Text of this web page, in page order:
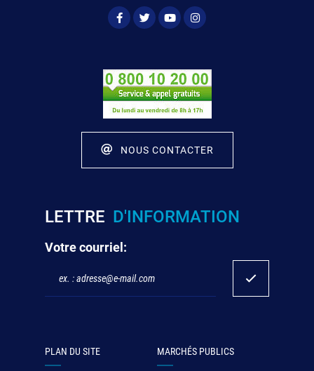
NOUS CONTACTER
LETTRE D'INFORMATION
Votre courriel:
PLAN DU SITE MARCHÉS PUBLICS